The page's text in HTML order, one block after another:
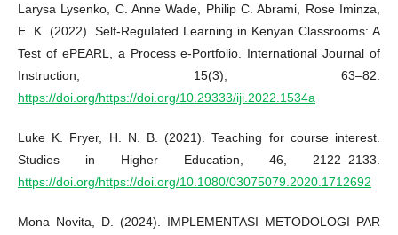
Larysa Lysenko, C. Anne Wade, Philip C. Abrami, Rose Iminza,
E. K. (2022). Self-Regulated Learning in Kenyan Classrooms: A
Test of ePEARL, a Process e-Portfolio. International Journal of
Instruction, 15(3), 63–82.
https://doi.org/https://doi.org/10.29333/iji.2022.1534a
Luke K. Fryer, H. N. B. (2021). Teaching for course interest.
Studies in Higher Education, 46, 2122–2133.
https://doi.org/https://doi.org/10.1080/03075079.2020.1712692
Mona Novita, D. (2024). IMPLEMENTASI METODOLOGI PAR